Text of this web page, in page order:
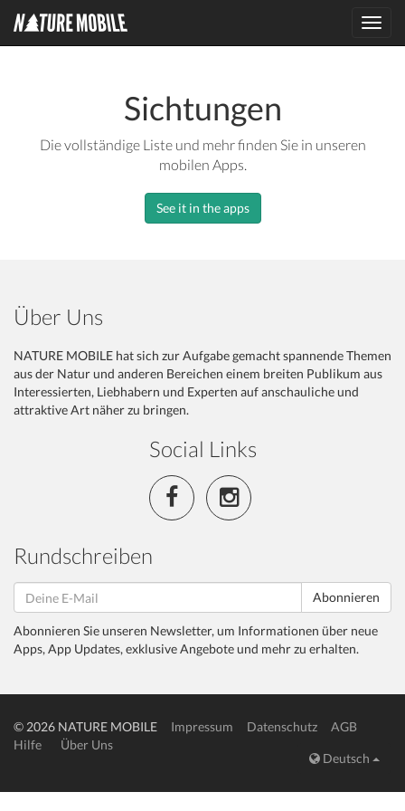
Sichtungen
Die vollständige Liste und mehr finden Sie in unseren
mobilen Apps.
See it in the apps
Über Uns
NATURE MOBILE hat sich zur Aufgabe gemacht spannende Themen
aus der Natur und anderen Bereichen einem breiten Publikum aus
Interessierten, Liebhabern und Experten auf anschauliche und
attraktive Art näher zu bringen.
Social Links
Rundschreiben
Abonnieren
Abonnieren Sie unseren Newsletter, um Informationen über neue
Apps, App Updates, exklusive Angebote und mehr zu erhalten.
© 2026 NATURE MOBILE Impressum Datenschutz
AGB
Hilfe
Über Uns
Deutsch